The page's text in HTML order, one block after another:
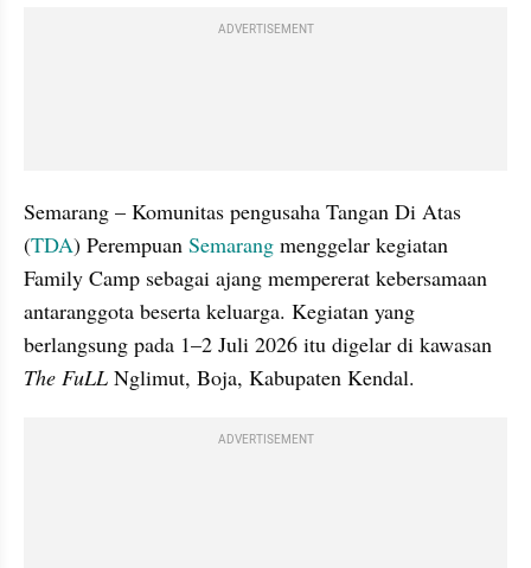
ADVERTISEMENT
Semarang – Komunitas pengusaha Tangan Di Atas
(TDA) Perempuan Semarang menggelar kegiatan
Family Camp sebagai ajang mempererat kebersamaan
antaranggota beserta keluarga. Kegiatan yang
The FuLL Nglimut, Boja, Kabupaten Kendal.
ADVERTISEMENT